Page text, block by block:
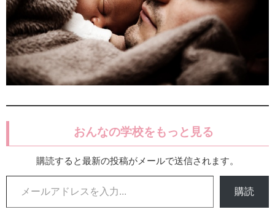
おんなの学校をもっと見る
購読すると最新の投稿がメールで送信されます。
メールアドレスを入力...
購読